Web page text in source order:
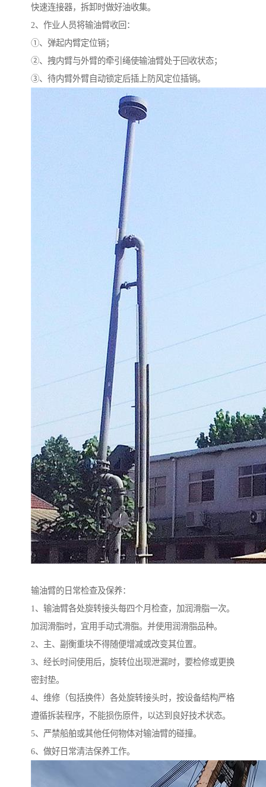
快速连接器，拆卸时做好油收集。
2、作业人员将输油臂收回：
①、弹起内臂定位销；
②、拽内臂与外臂的牵引绳使输油臂处于回收状态；
③、待内臂外臂自动锁定后插上防风定位插销。
输油臂的日常检查及保养：
1、输油臂各处旋转接头每四个月检查，加润滑脂一次。
加润滑脂时，宜用手动式滑脂。并使用润滑脂品种。
2、主、副衡重块不得随便增减或改变其位置。
3、经长时间使用后，旋转位出现泄漏时，要检修或更换
密封垫。
4、维修（包括换件）各处旋转接头时，按设备结构严格
遵循拆装程序，不能损伤原件，以达到良好技术状态。
5、严禁船舶或其他任何物体对输油臂的碰撞。
6、做好日常清洁保养工作。